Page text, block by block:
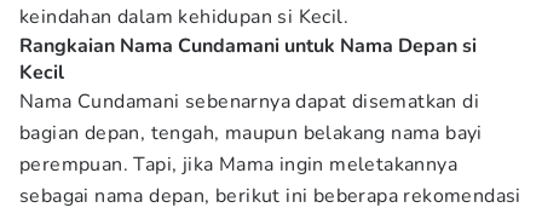
keindahan dalam kehidupan si Kecil.
Rangkaian Nama Cundamani untuk Nama Depan si
Kecil
Nama Cundamani sebenarnya dapat disematkan di
bagian depan, tengah, maupun belakang nama bayi
perempuan. Tapi, jika Mama ingin meletakannya
sebagai nama depan, berikut ini beberapa rekomendasi